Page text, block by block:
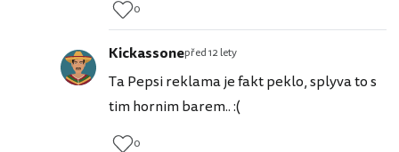
0
Kickassonepřed 12 lety
Ta Pepsi reklama je fakt peklo, splyva to s
tim hornim barem.. :(
0